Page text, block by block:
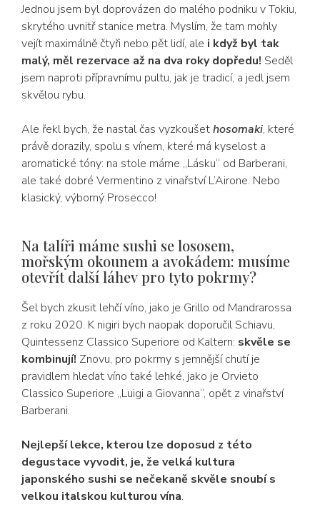
Jednou jsem byl doprovázen do malého podniku v Tokiu,
skrytého uvnitř stanice metra. Myslím, že tam mohly
vejít maximálně čtyři nebo pět lidí, ale i když byl tak
malý, měl rezervace až na dva roky dopředu! Seděl
jsem naproti přípravnímu pultu, jak je tradicí, a jedl jsem
skvělou rybu.
Ale řekl bych, že nastal čas vyzkoušethosomaki, které
právě dorazily, spolu s vínem, které má kyselost a
aromatické tóny: na stole máme „Lásku“ od Barberani,
ale také dobré Vermentino z vinařství L’Airone. Nebo
klasický, výborný Prosecco!
Na talíři máme sushi se lososem,
mořským okounem a avokádem: musíme
otevřít další láhev pro tyto pokrmy?
Šel bych zkusit lehčí víno, jako je Grillo od Mandrarossa
z roku 2020. K nigiri bych naopak doporučil Schiavu,
Quintessenz Classico Superiore od Kaltern: skvěle se
kombinují! Znovu, pro pokrmy s jemnější chutí je
pravidlem hledat víno také lehké, jako je Orvieto
Classico Superiore „Luigi a Giovanna“, opět z vinařství
Barberani.
Nejlepší lekce, kterou lze doposud z této
degustace vyvodit, je, že velká kultura
japonského sushi se nečekaně skvěle snoubí s
velkou italskou kulturou vína.